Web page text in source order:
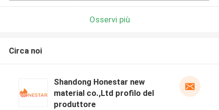
Osservi più
Circa noi
Shandong Honestar new
material co.,Ltd profilo del
produttore